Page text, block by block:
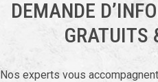
DEMANDE
GRATUITS
Nos experts vous